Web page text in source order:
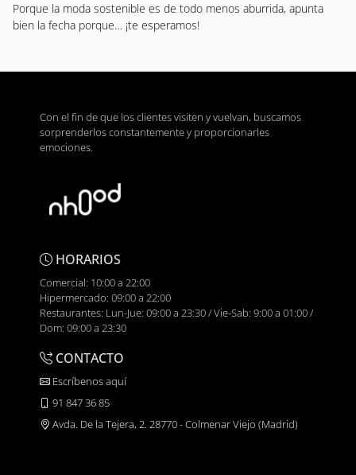
Porque la moda sostenible es de todo menos aburrida, apunta
bien la fecha porque… ¡te esperamos!
Con el fin de que los clientes visiten y vuelvan, buscamos
sorprenderlos constantemente y proporcionarles
emociones.
HORARIOS
Comercial: 10:00 a 22:00
Hipermercado: 09:00 a 22:00
Restaurantes: Lun-Jue: 09:00 a 23:30 / Vie-Sab: 9:00 a 01:00 /
Dom: 09:00 a 23:30
CONTACTO
Escríbenos aquí
91 847 36 85
Avda. De la Tejera, 2. 28770 - Colmenar Viejo (Madrid)